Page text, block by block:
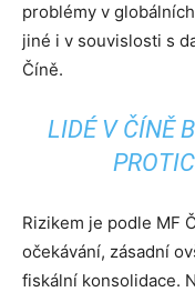
problémy v
jiné i v souvislosti s
Číně.
LIDÉ V ČÍNĚ
Rizikem je podle MF
očekávání, zásadní
fiskální konsolidace.